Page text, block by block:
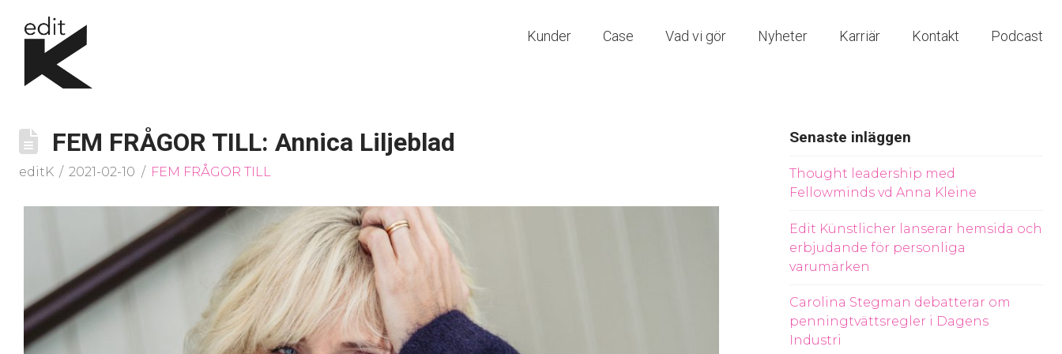
Kunder Case Vad vi gör Nyheter Karriär Kontakt Podcast
FEM FRÅGOR TILL: Annica Liljeblad
editK 2021-02-10 FEM FRÅGOR TILL
Senaste inläggen
Thought leadership med
Fellowminds vd Anna Kleine
Edit Künstlicher lanserar hemsida och
erbjudande för personliga
varumärken
Carolina Stegman debatterar om
penningtvättsregler i Dagens
Industri